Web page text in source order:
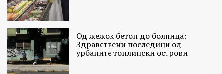
Од жежок бетон до болница:
Здравствени последици од
урбаните топлински острови